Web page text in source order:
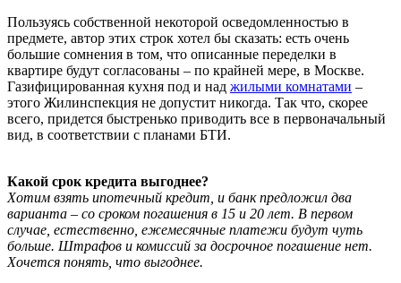
Пользуясь собственной некоторой осведомленностью в
предмете, автор этих строк хотел бы сказать: есть очень
большие сомнения в том, что описанные переделки в
квартире будут согласованы – по крайней мере, в Москве.
Газифицированная кухня под и над жилыми комнатами –
этого Жилинспекция не допустит никогда. Так что, скорее
всего, придется быстренько приводить все в первоначальный
вид, в соответствии с планами БТИ.
Какой срок кредита выгоднее?
Хотим взять ипотечный кредит, и банк предложил два
варианта – со сроком погашения в 15 и 20 лет. В первом
случае, естественно, ежемесячные платежи будут чуть
больше. Штрафов и комиссий за досрочное погашение нет.
Хочется понять, что выгоднее.